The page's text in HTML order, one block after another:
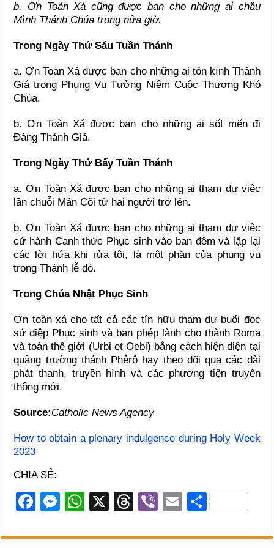
b. Ơn Toàn Xá cũng được ban cho những ai chầu
Mình Thánh Chúa trong nửa giờ.
Trong Ngày Thứ Sáu Tuần Thánh
a. Ơn Toàn Xá được ban cho những ai tôn kính Thánh
Giá trong Phụng Vụ Tưởng Niệm Cuộc Thương Khó
Chúa.
b. Ơn Toàn Xá được ban cho những ai sốt mến đi
Đàng Thánh Giá.
Trong Ngày Thứ Bẩy Tuần Thánh
a. Ơn Toàn Xá được ban cho những ai tham dự việc
lần chuỗi Mân Côi từ hai người trở lên.
b. Ơn Toàn Xá được ban cho những ai tham dự việc
cử hành Canh thức Phục sinh vào ban đêm và lặp lại
các lời hứa khi rửa tội, là một phần của phụng vụ
trong Thánh lễ đó.
Trong Chúa Nhật Phục Sinh
Ơn toàn xá cho tất cả các tín hữu tham dự buổi đọc
sứ điệp Phục sinh và ban phép lành cho thành Roma
và toàn thế giới (Urbi et Oebi) bằng cách hiện diện tại
quảng trường thánh Phêrô hay theo dõi qua các đài
phát thanh, truyền hình và các phương tiện truyền
thông mới.
Source:Catholic News Agency
How to obtain a plenary indulgence during Holy Week
2023
CHIA SẺ:
F
c
M
ss
W
at
X
T
e
Vi
er
E
ail
S
ar